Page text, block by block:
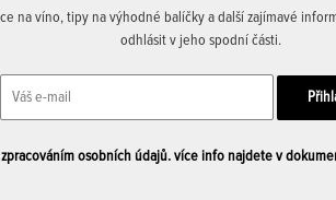
na víno, tipy na výhodné balíčky a další zajímavé
odhlásit v jeho spodní části.
osobních údajů. více info najdete v